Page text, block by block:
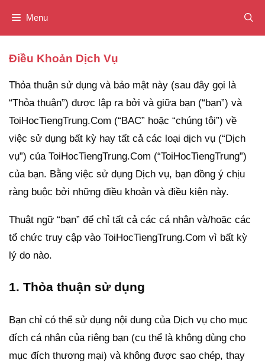
dung
Menu
Điều Khoản Dịch Vụ
Thỏa thuận sử dụng và bảo mật này (sau đây gọi là
“Thỏa thuận”) được lập ra bởi và giữa bạn (“bạn”) và
ToiHocTiengTrung.Com (“BAC” hoặc “chúng tôi”) về
việc sử dụng bất kỳ hay tất cả các loại dịch vụ (“Dịch
vụ”) của ToiHocTiengTrung.Com (“ToiHocTiengTrung”)
của bạn. Bằng việc sử dụng Dịch vụ, bạn đồng ý chịu
ràng buộc bởi những điều khoản và điều kiện này.
Thuật ngữ “bạn” để chỉ tất cả các cá nhân và/hoặc các
tổ chức truy cập vào ToiHocTiengTrung.Com vì bất kỳ
lý do nào.
1. Thỏa thuận sử dụng
Bạn chỉ có thể sử dụng nội dung của Dịch vụ cho mục
đích cá nhân của riêng bạn (cụ thể là không dùng cho
mục đích thương mại) và không được sao chép, thay